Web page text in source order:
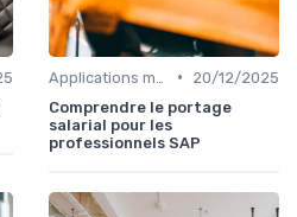
•
20/12/2025
Comprendre le portage
salarial pour les
professionnels SAP